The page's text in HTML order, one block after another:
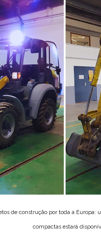
de construção por toda a
compactas estará